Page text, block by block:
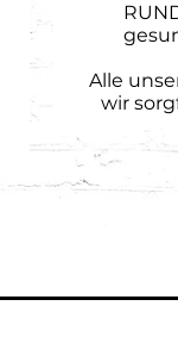
Alle
wir